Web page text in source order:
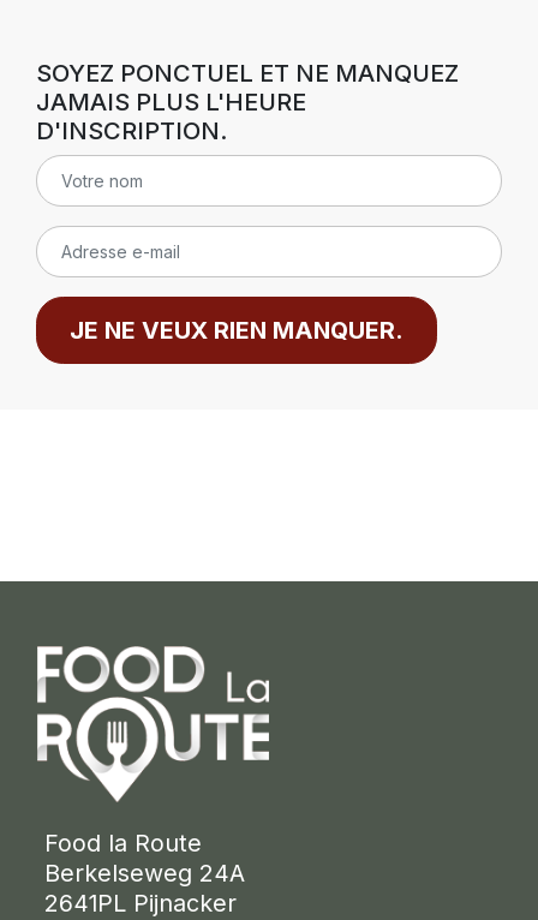
SOYEZ PONCTUEL ET NE MANQUEZ
JAMAIS PLUS L'HEURE
D'INSCRIPTION.
JE NE VEUX RIEN MANQUER.
Food la Route
Berkelseweg 24A
2641PL Pijnacker